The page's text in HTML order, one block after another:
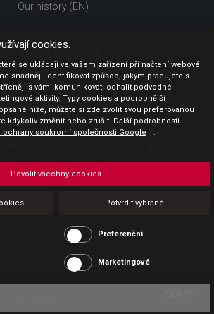
Our history (EN)
ODKAZY
údajů
kupní smlouvy pro spotřebitele
|
cookies.
se ukládají ve vašem zařízení při načtení webové
snadněji identifikovat způsob, jakým pracujete s
s vámi komunikovat, odhalit podvodné
aktivity. Typy cookies a podrobnější
níže, můžete si zde zvolit svou preferovanou
kdykoliv změnit nebo zrušit. Další podrobnosti
ochrany soukromí společnosti Google .
Potvrdit vybrané
Povolit všechny cookies
Preferenční
Marketingové